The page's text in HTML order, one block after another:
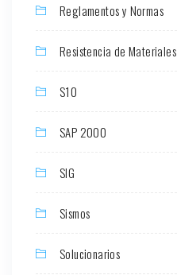
Reglamentos y Normas
Resistencia de Materiales
S10
SAP 2000
SIG
Sismos
Solucionarios